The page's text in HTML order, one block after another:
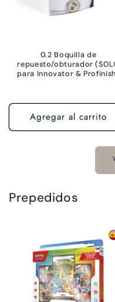
0.2 Boquilla de
repuesto/obturador
para Innovator &
Agregar al carrito
Prepedidos